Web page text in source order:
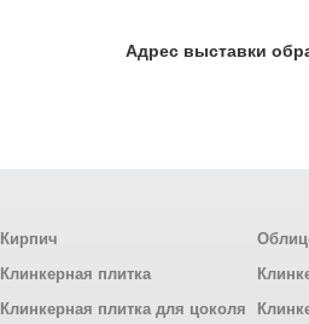
Адрес выставки
Кирпич
Клинкерная плитка
Клинкерная плитка для цоколя